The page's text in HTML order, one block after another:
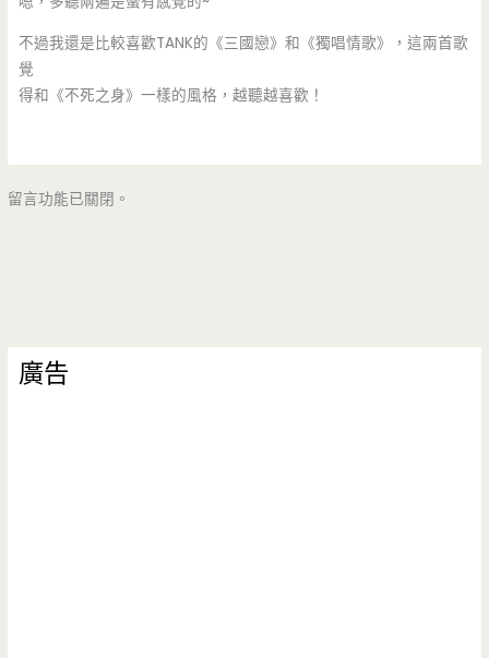
不過我還是比較喜歡TANK的《三國戀》和《獨唱情歌》，這兩首歌
覺
得和《不死之身》一樣的風格，越聽越喜歡！
留言功能已關閉。
廣告